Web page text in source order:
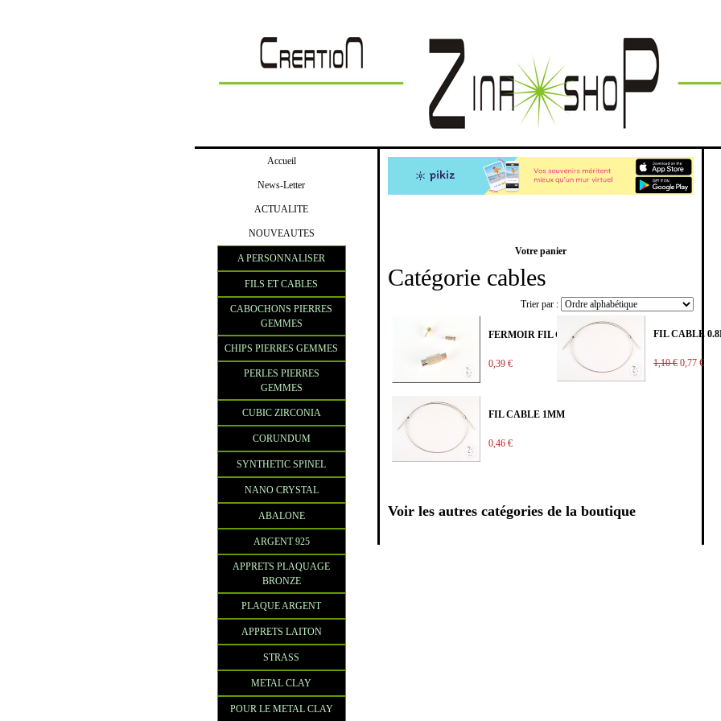
Accueil
News-Letter
ACTUALITE
NOUVEAUTES
A PERSONNALISER
FILS ET CABLES
CABOCHONS PIERRES
GEMMES
CHIPS PIERRES GEMMES
PERLES PIERRES
GEMMES
CUBIC ZIRCONIA
CORUNDUM
SYNTHETIC SPINEL
NANO CRYSTAL
ABALONE
ARGENT 925
APPRETS PLAQUAGE
BRONZE
PLAQUE ARGENT
APPRETS LAITON
STRASS
METAL CLAY
POUR LE METAL CLAY
Votre panier
Catégorie cables
Trier par :
FERMOIR FIL CABLE
0,39 €
FIL CABLE
1,10 € 0,77 €
FIL CABLE 1MM
0,46 €
Voir les autres catégories de la boutique